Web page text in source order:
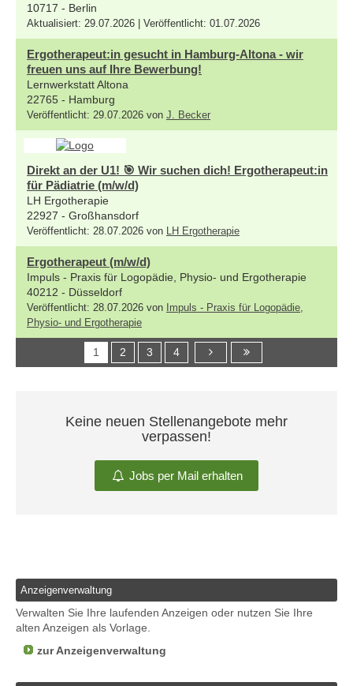
10717 - Berlin
Aktualisiert: 29.07.2026 | Veröffentlicht: 01.07.2026
Ergotherapeut:in gesucht in Hamburg-Altona - wir
freuen uns auf Ihre Bewerbung!
Lernwerkstatt Altona
22765 - Hamburg
Veröffentlicht: 29.07.2026 von J. Becker
Direkt an der U1! 🎯 Wir suchen dich! Ergotherapeut:in
für Pädiatrie (m/w/d)
LH Ergotherapie
22927 - Großhansdorf
Veröffentlicht: 28.07.2026 von LH Ergotherapie
Ergotherapeut (m/w/d)
Impuls - Praxis für Logopädie, Physio- und Ergotherapie
40212 - Düsseldorf
Veröffentlicht: 28.07.2026 von Impuls - Praxis für Logopädie,
Physio- und Ergotherapie
1 2 3 4
Keine neuen Stellenangebote mehr
verpassen!
Jobs per Mail erhalten
Anzeigenverwaltung
Verwalten Sie Ihre laufenden Anzeigen oder nutzen Sie Ihre
alten Anzeigen als Vorlage.
zur Anzeigenverwaltung